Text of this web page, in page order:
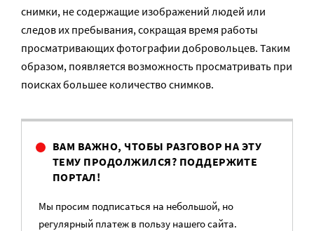
снимки, не содержащие изображений людей или
следов их пребывания, сокращая время работы
просматривающих фотографии добровольцев. Таким
образом, появляется возможность просматривать при
поисках большее количество снимков.
ВАМ ВАЖНО, ЧТОБЫ РАЗГОВОР НА ЭТУ
ТЕМУ ПРОДОЛЖИЛСЯ? ПОДДЕРЖИТЕ
ПОРТАЛ!
Мы просим подписаться на небольшой, но
регулярный платеж в пользу нашего сайта.